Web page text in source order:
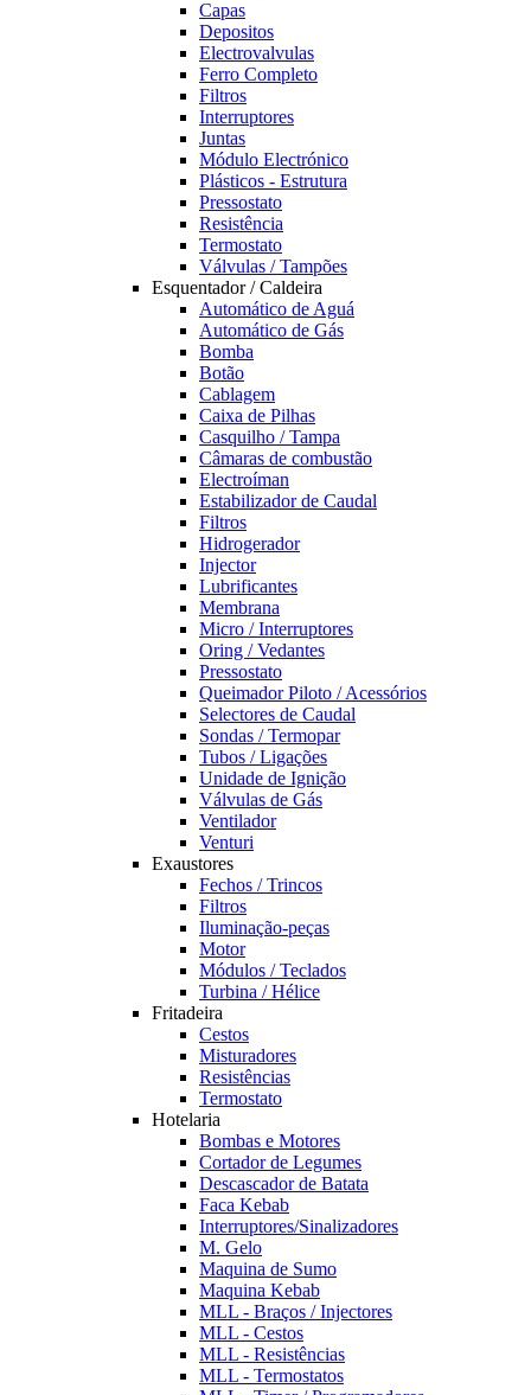
Capas
Depositos
Electrovalvulas
Ferro Completo
Filtros
Interruptores
Juntas
Módulo Electrónico
Plásticos - Estrutura
Pressostato
Resistência
Termostato
Válvulas / Tampões
Esquentador / Caldeira
Automático de Aguá
Automático de Gás
Bomba
Botão
Cablagem
Caixa de Pilhas
Casquilho / Tampa
Câmaras de combustão
Electroíman
Estabilizador de Caudal
Filtros
Hidrogerador
Injector
Lubrificantes
Membrana
Micro / Interruptores
Oring / Vedantes
Pressostato
Queimador Piloto / Acessórios
Selectores de Caudal
Sondas / Termopar
Tubos / Ligações
Unidade de Ignição
Válvulas de Gás
Ventilador
Venturi
Exaustores
Fechos / Trincos
Filtros
Iluminação-peças
Motor
Módulos / Teclados
Turbina / Hélice
Fritadeira
Cestos
Misturadores
Resistências
Termostato
Hotelaria
Bombas e Motores
Cortador de Legumes
Descascador de Batata
Faca Kebab
Interruptores/Sinalizadores
M. Gelo
Maquina de Sumo
Maquina Kebab
MLL - Braços / Injectores
MLL - Cestos
MLL - Resistências
MLL - Termostatos